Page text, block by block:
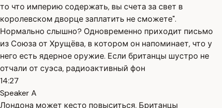
то что империю содержать, вы счета за свет в
королевском дворце заплатить не сможете".
Нормально слышно? Одновременно приходит письмо
из Союза от Хрущёва, в котором он напоминает, что у
него есть ядерное оружие. Если британцы шустро не
отчали от суэса, радиоактивный фон
14:27
Speaker A
Лондона может кесто повыситься. Британцы